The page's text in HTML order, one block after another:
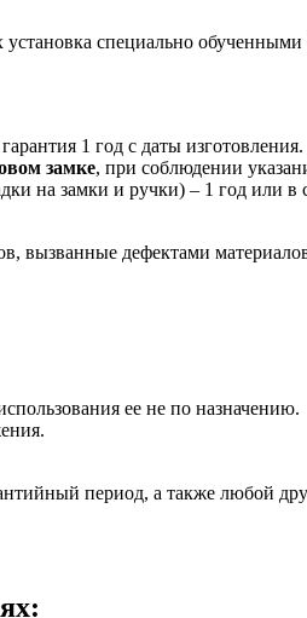
специально
1 год с даты изготовления.
замке, при соблюдении
на замки и ручки) – 1 год или в
вызванные дефектами
ее не по назначению.
период, а также любой